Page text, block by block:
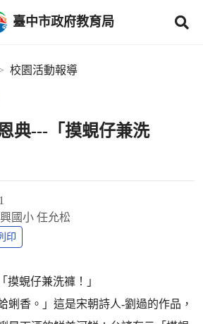
臺中市政府教育局
校園活動報導
典---「摸蜆仔兼洗
國小 任允松
印
摸蜆仔兼洗褲！」
蜊香。」這是宋朝詩人-劉過的作品，